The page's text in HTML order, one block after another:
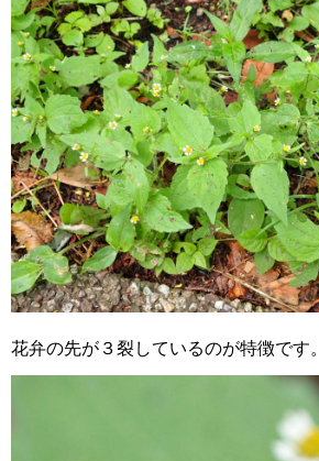
花弁の先が３裂しているのが特徴です。